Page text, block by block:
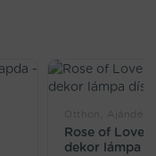
Rose of Love
dekor lámpa